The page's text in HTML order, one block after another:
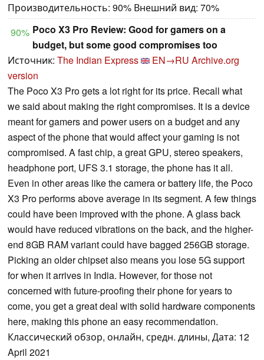
Производительность: 90% Внешний вид: 70%
90% Poco X3 Pro Review: Good for gamers on a
budget, but some good compromises too
Источник: The Indian Express EN→RU Archive.org
version
The Poco X3 Pro gets a lot right for its price. Recall what
we said about making the right compromises. It is a device
meant for gamers and power users on a budget and any
aspect of the phone that would affect your gaming is not
compromised. A fast chip, a great GPU, stereo speakers,
headphone port, UFS 3.1 storage, the phone has it all.
Even in other areas like the camera or battery life, the Poco
X3 Pro performs above average in its segment. A few things
could have been improved with the phone. A glass back
would have reduced vibrations on the back, and the higher-
end 8GB RAM variant could have bagged 256GB storage.
Picking an older chipset also means you lose 5G support
for when it arrives in India. However, for those not
concerned with future-proofing their phone for years to
come, you get a great deal with solid hardware components
here, making this phone an easy recommendation.
Классический обзор, онлайн, средн. длины, Дата: 12
April 2021